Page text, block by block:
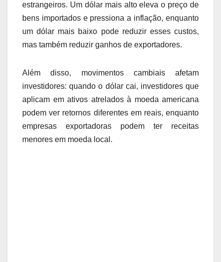
estrangeiros. Um dólar mais alto eleva o preço de
bens importados e pressiona a inflação, enquanto
um dólar mais baixo pode reduzir esses custos,
mas também reduzir ganhos de exportadores.
Além disso, movimentos cambiais afetam
investidores: quando o dólar cai, investidores que
aplicam em ativos atrelados à moeda americana
podem ver retornos diferentes em reais, enquanto
empresas exportadoras podem ter receitas
menores em moeda local.